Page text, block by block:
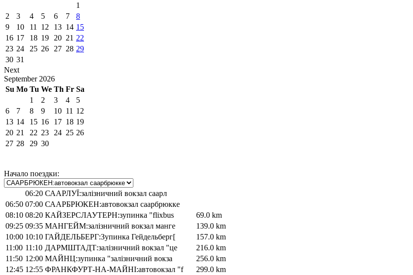
1
2
3 4 5 6 7
8
9
10 11 12 13 14 15
16 17 18 19 20 21 22
23 24 25 26 27 28 29
30 31
Next
September 2026
Su Mo Tu We Th Fr Sa
1
2 3 4
5
6
7 8 9 10 11 12
13 14 15 16 17 18 19
20 21 22 23 24 25 26
27 28 29 30
Начало поездки:
06:20 СААРЛУЇ:залізничний вокзал саарл
06:50 07:00 СААРБРЮКЕН:автовокзал саарбрюкке
08:10 08:20 КАЙЗЕРСЛАУТЕРН:зупинка "flixbus
69.0 km
09:25 09:35 МАНГЕЙМ:залізничний вокзал манге
139.0 km
10:00 10:10 ГАЙДЕЛЬБЕРГ:Зупинка Гейдельберг[
157.0 km
11:00 11:10 ДАРМШТАДТ:залізничний вокзал "це
216.0 km
11:50 12:00 МАЙНЦ:зупинка "залізничний вокза
256.0 km
12:45 12:55 ФРАНКФУРТ-НА-МАЙНІ:автовокзал "f
299.0 km